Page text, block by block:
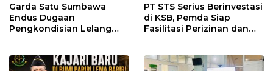
Garda Satu Sumbawa
Endus Dugaan
Pengkondisian Lelang
senilai Rp 7,5 Miliar
PT STS Serius Berinvestasi
di KSB, Pemda Siap
Fasilitasi Perizinan dan